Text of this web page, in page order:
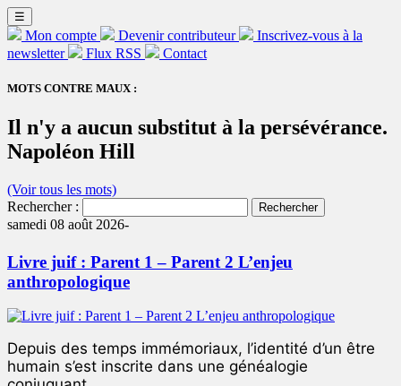
☰
Mon compte Devenir contributeur
Inscrivez-vous à la
newsletter
Flux RSS Contact
MOTS CONTRE MAUX :
Il n'y a aucun substitut à la persévérance.
Napoléon Hill
(Voir tous les mots)
Rechercher :
samedi 08 août 2026-
Livre juif : Parent 1 – Parent 2 L’enjeu
anthropologique
Depuis des temps immémoriaux, l’identité d’un être
humain s’est inscrite dans une généalogie